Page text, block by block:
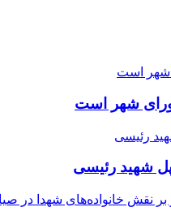
شهر است
پل شهید رئیسی